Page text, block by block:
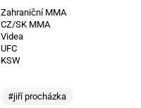
Zahraniční MMA
CZ/SK MMA
Videa
UFC
KSW
#jiří procházka